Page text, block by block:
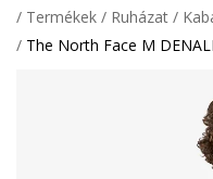
Termékek
Ruházat
The North Face M